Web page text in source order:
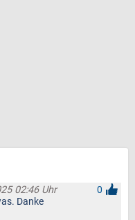
02:46 Uhr
0
Danke